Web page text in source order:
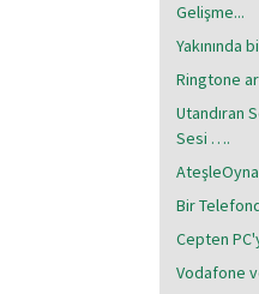
Gelişme...
Yakınında
Ringtone
Utandıran
Sesi ….
Bir
Cepten
Vodafone